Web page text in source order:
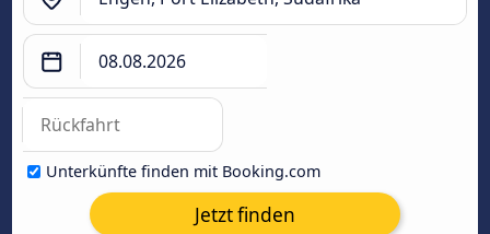
Unterkünfte finden mit Booking.com
Jetzt finden